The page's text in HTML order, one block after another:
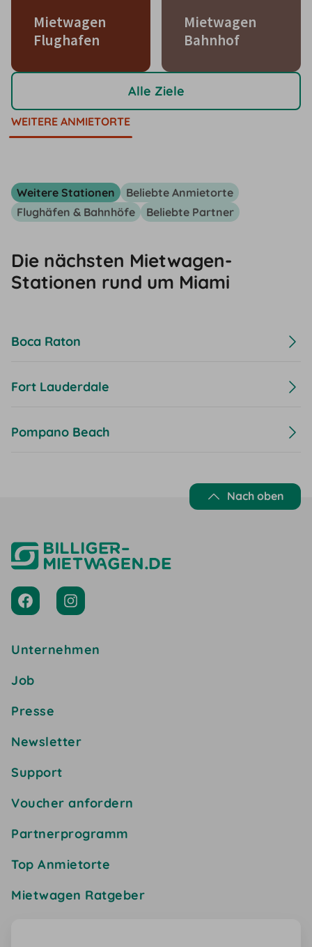
Mietwagen
Flughafen
Mietwagen
Bahnhof
Alle Ziele
WEITERE ANMIETORTE
Weitere Stationen
Beliebte Anmietorte
Flughäfen & Bahnhöfe
Beliebte Partner
Die nächsten Mietwagen-
Stationen rund um Miami
Boca Raton
Fort Lauderdale
Pompano Beach
Nach oben
Unternehmen
Job
Presse
Newsletter
Support
Voucher anfordern
Partnerprogramm
Top Anmietorte
Mietwagen Ratgeber